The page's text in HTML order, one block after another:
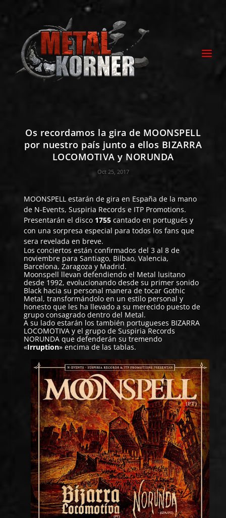
Os recordamos la gira de MOONSPELL
por nuestro país junto a ellos BIZARRA
LOCOMOTIVA y NORUNDA
Oct 25, 2017
MOONSPELLestarán de gira en España de la mano
de N-Events, Suspiria Records e ITP Promotions.
Presentarán el disco 1755cantado en portugués y
con una sorpresa especial para todos los fans que
sera revelada en breve.
Los conciertos están confirmados del 3 al 8 de
noviembre para Santiago, Bilbao, Valencia,
Barcelona, Zaragoza y Madrid.
Moonspell llevan defendiendo el Metal lusitano
desde 1992, evolucionando desde su primer sonido
Black hacia su personal manera de tocar Gothic
Metal, transformándolo en un estilo personal y
honesto que les ha llevado a su merecido puesto de
grupo consagrado dentro del Metal.
A su lado estarán los también portugueses BIZARRA
LOCOMOTIVA y el grupo de Suspiria Records
NORUNDAque defenderán su tremendo
«Irruption» encima de las tablas.